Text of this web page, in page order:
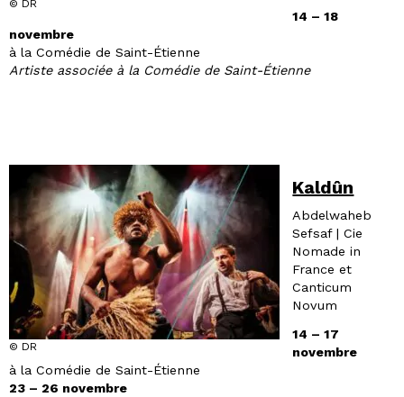
© DR
14 – 18
novembre
à la Comédie de Saint-Étienne
Artiste associée à la Comédie de Saint-Étienne
© DR
Kaldûn
Abdelwaheb
Sefsaf | Cie
Nomade in
France et
Canticum
Novum
14 – 17
novembre
à la Comédie de Saint-Étienne
23 – 26 novembre